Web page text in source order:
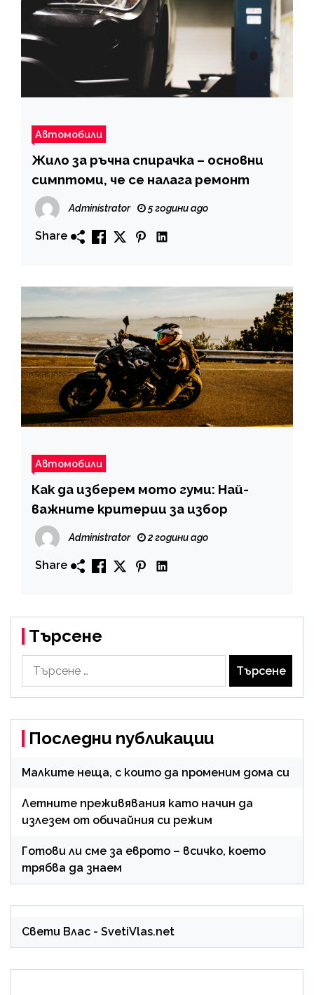
Автомобили
Жило за ръчна спирачка – основни
симптоми, че се налага ремонт
Administrator 5 години ago
Share
Автомобили
Как да изберем мото гуми: Най-
важните критерии за избор
Administrator 2 години ago
Share
Търсене
Последни публикации
Малките неща, с които да променим дома си
Летните преживявания като начин да
излезем от обичайния си режим
Готови ли сме за еврото – всичко, което
трябва да знаем
Свети Влас - SvetiVlas.net